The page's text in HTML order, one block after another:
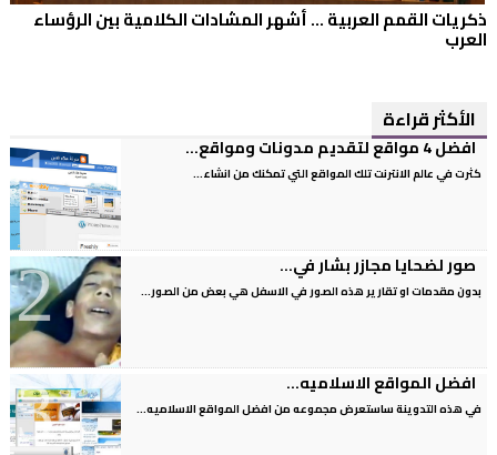
ذكريات القمم العربية ... أشهر المشادات الكلامية بين الرؤساء
العرب
الأكثر قراءة
افضل 4 مواقع لتقديم مدونات ومواقع...
كثرت في عالم الانترنت تلك المواقع التي تمكنك من انشاء...
صور لضحايا مجازر بشار في...
بدون مقدمات او تقارير هذه الصور في الاسفل هي بعض من الصور...
افضل المواقع الاسلاميه...
في هذه التدوينة ساستعرض مجموعه من افضل المواقع الاسلاميه...